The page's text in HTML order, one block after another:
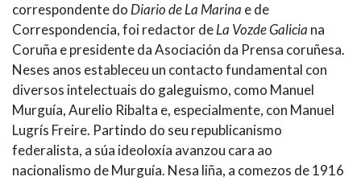
correspondente do Diario de La Marina e de
Correspondencia, foi redactor deLa Vozde Galicia na
Coruña e presidente da Asociación da Prensa coruñesa.
Neses anos estableceu un contacto fundamental con
diversos intelectuais do galeguismo, como Manuel
Murguía, Aurelio Ribalta e, especialmente, con Manuel
Lugrís Freire. Partindo do seu republicanismo
federalista, a súa ideoloxía avanzou cara ao
nacionalismo de Murguía. Nesa liña, a comezos de 1916